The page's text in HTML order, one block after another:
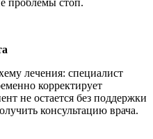
лечения: специалист
корректирует
не остается без поддержки
консультацию врача.